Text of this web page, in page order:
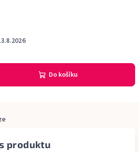
Do košíku
produktu